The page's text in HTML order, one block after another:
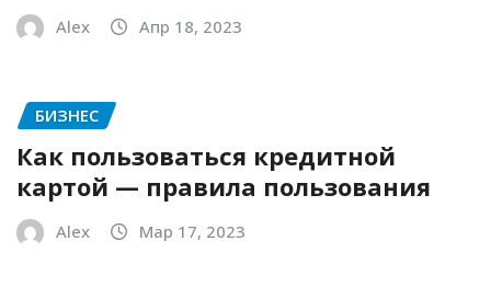
Alex Апр 18, 2023
БИЗНЕС
Как пользоваться кредитной
картой — правила пользования
Alex Мар 17, 2023